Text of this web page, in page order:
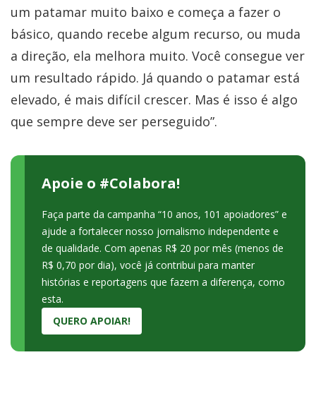
um patamar muito baixo e começa a fazer o
básico, quando recebe algum recurso, ou muda
a direção, ela melhora muito. Você consegue ver
um resultado rápido. Já quando o patamar está
elevado, é mais difícil crescer. Mas é isso é algo
que sempre deve ser perseguido”.
Apoie o #Colabora!
Faça parte da campanha “10 anos, 101 apoiadores” e
ajude a fortalecer nosso jornalismo independente e
de qualidade. Com apenas R$ 20 por mês (menos de
R$ 0,70 por dia), você já contribui para manter
histórias e reportagens que fazem a diferença, como
esta.
QUERO APOIAR!